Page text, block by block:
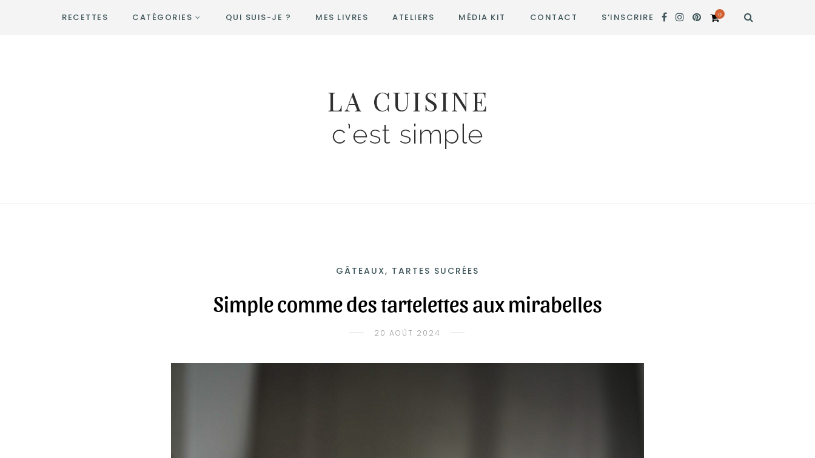
RECETTES CATÉGORIES QUI SUIS-JE ? MES LIVRES ATELIERS MÉDIA KIT CONTACT S’INSCRIRE 0
GÂTEAUX, TARTES SUCRÉES
Simple comme des tartelettes aux mirabelles
20 AOÛT 2024